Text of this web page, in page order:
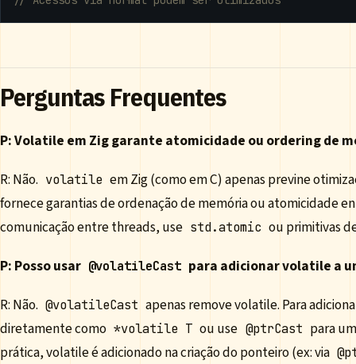
Perguntas Frequentes
P: Volatile em Zig garante atomicidade ou ordering de
R: Não. volatile em Zig (como em C) apenas previne
fornece garantias de ordenação de memória ou atomicidade
comunicação entre threads, use std.atomic ou primitivas
P: Posso usar @volatileCast para adicionar volatile a
R: Não. @volatileCast apenas remove volatile. Para
diretamente como *volatile T ou use @ptrCast para
prática, volatile é adicionado na criação do ponteiro (ex: via